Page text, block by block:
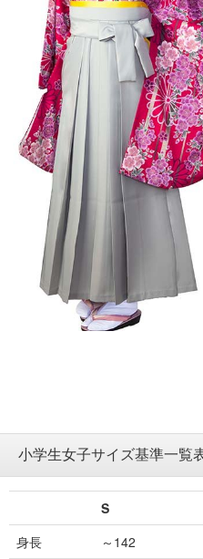
小学生女子サイズ基準一覧
S
身長
～142